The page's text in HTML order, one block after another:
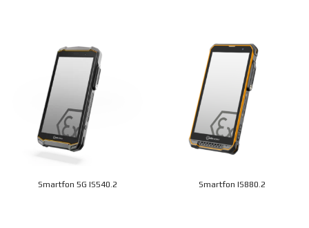
Smartfon 5G IS540.2 Smartfon IS880.2